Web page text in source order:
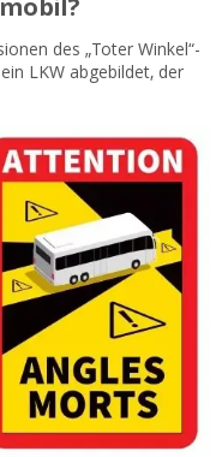
des „Toter Winkel“-
LKW abgebildet, der